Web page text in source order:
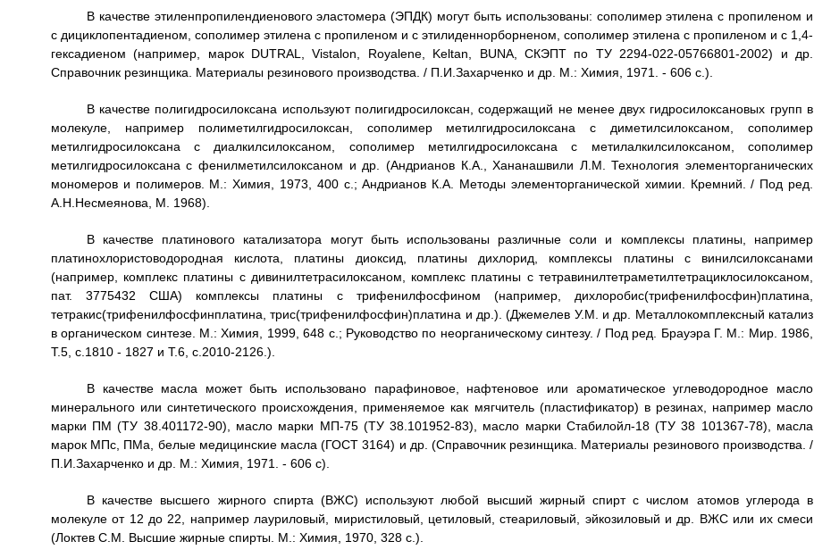
В качестве этиленпропилендиенового эластомера (ЭПДК) могут быть использованы: сополимер этилена с пропиленом и
с дициклопентадиеном, сополимер этилена с пропиленом и с этилиденнорборненом, сополимер этилена с пропиленом и с 1,4-
гексадиеном (например, марок DUTRAL, Vistalon, Royalene, Keltan, BUNA, СКЭПТ по ТУ 2294-022-05766801-2002) и др.
Справочник резинщика. Материалы резинового производства. / П.И.Захарченко и др. М.: Химия, 1971. - 606 с.).
В качестве полигидросилоксана используют полигидросилоксан, содержащий не менее двух гидросилоксановых групп в
молекуле, например полиметилгидросилоксан, сополимер метилгидросилоксана с диметилсилоксаном, сополимер
метилгидросилоксана с диалкилсилоксаном, сополимер метилгидросилоксана с метилалкилсилоксаном, сополимер
метилгидросилоксана с фенилметилсилоксаном и др. (Андрианов К.А., Хананашвили Л.М. Технология элементорганических
мономеров и полимеров. М.: Химия, 1973, 400 с.; Андрианов К.А. Методы элементорганической химии. Кремний. / Под ред.
А.Н.Несмеянова, М. 1968).
В качестве платинового катализатора могут быть использованы различные соли и комплексы платины, например
платинохлористоводородная кислота, платины диоксид, платины дихлорид, комплексы платины с винилсилоксанами
(например, комплекс платины с дивинилтетрасилоксаном, комплекс платины с тетравинилтетраметилтетрациклосилоксаном,
пат. 3775432 США) комплексы платины с трифенилфосфином (например, дихлоробис(трифенилфосфин)платина,
тетракис(трифенилфосфинплатина, трис(трифенилфосфин)платина и др.). (Джемелев У.М. и др. Металлокомплексный катализ
в органическом синтезе. М.: Химия, 1999, 648 с.; Руководство по неорганическому синтезу. / Под ред. Брауэра Г. М.: Мир. 1986,
Т.5, с.1810 - 1827 и Т.6, с.2010-2126.).
В качестве масла может быть использовано парафиновое, нафтеновое или ароматическое углеводородное масло
минерального или синтетического происхождения, применяемое как мягчитель (пластификатор) в резинах, например масло
марки ПМ (ТУ 38.401172-90), масло марки МП-75 (ТУ 38.101952-83), масло марки Стабилойл-18 (ТУ 38 101367-78), масла
марок МПс, ПМа, белые медицинские масла (ГОСТ 3164) и др. (Справочник резинщика. Материалы резинового производства. /
П.И.Захарченко и др. М.: Химия, 1971. - 606 с).
В качестве высшего жирного спирта (ВЖС) используют любой высший жирный спирт с числом атомов углерода в
молекуле от 12 до 22, например лауриловый, миристиловый, цетиловый, стеариловый, эйкозиловый и др. ВЖС или их смеси
(Локтев С.М. Высшие жирные спирты. М.: Химия, 1970, 328 с.).